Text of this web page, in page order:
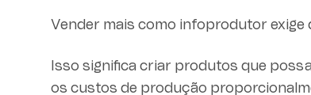
Vender mais como infoprodutor exige
Isso significa criar produtos que
os custos de produção